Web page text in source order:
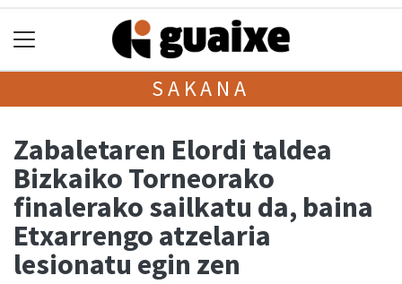
SAKANA
Zabaletaren Elordi taldea
Bizkaiko Torneorako
finalerako sailkatu da, baina
Etxarrengo atzelaria
lesionatu egin zen